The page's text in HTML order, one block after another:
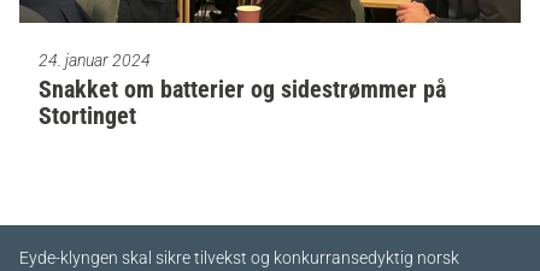
24. januar 2024
Snakket om batterier og sidestrømmer på
Stortinget
Eyde-klyngen skal sikre tilvekst og konkurransedyktig norsk